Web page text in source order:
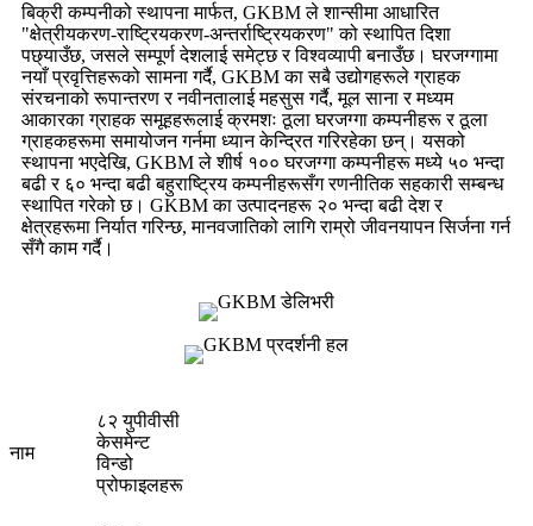
बिक्री कम्पनीको स्थापना मार्फत, GKBM ले शान्सीमा आधारित
"क्षेत्रीयकरण-राष्ट्रियकरण-अन्तर्राष्ट्रियकरण" को स्थापित दिशा
पछ्याउँछ, जसले सम्पूर्ण देशलाई समेट्छ र विश्वव्यापी बनाउँछ। घरजग्गामा
नयाँ प्रवृत्तिहरूको सामना गर्दै, GKBM का सबै उद्योगहरूले ग्राहक
संरचनाको रूपान्तरण र नवीनतालाई महसुस गर्दै, मूल साना र मध्यम
आकारका ग्राहक समूहहरूलाई क्रमशः ठूला घरजग्गा कम्पनीहरू र ठूला
ग्राहकहरूमा समायोजन गर्नमा ध्यान केन्द्रित गरिरहेका छन्। यसको
स्थापना भएदेखि, GKBM ले शीर्ष १०० घरजग्गा कम्पनीहरू मध्ये ५० भन्दा
बढी र ६० भन्दा बढी बहुराष्ट्रिय कम्पनीहरूसँग रणनीतिक सहकारी सम्बन्ध
स्थापित गरेको छ। GKBM का उत्पादनहरू २० भन्दा बढी देश र
क्षेत्रहरूमा निर्यात गरिन्छ, मानवजातिको लागि राम्रो जीवनयापन सिर्जना गर्न
सँगै काम गर्दै।
नाम
८२ युपीवीसी
केसमेन्ट
विन्डो
प्रोफाइलहरू